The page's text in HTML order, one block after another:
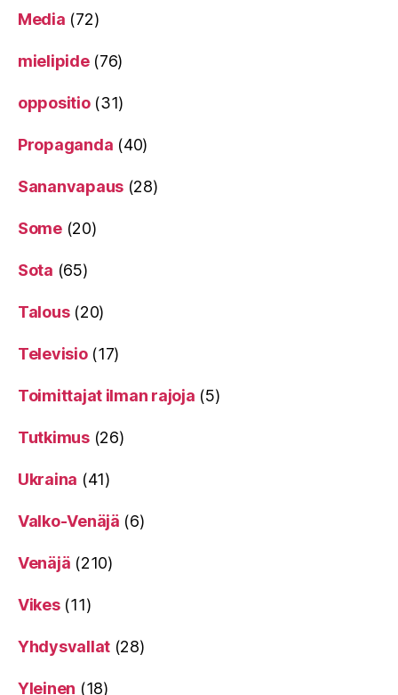
Media (72)
mielipide(76)
oppositio(31)
Propaganda (40)
Sananvapaus (28)
Some(20)
Sota (65)
Talous(20)
Televisio(17)
Toimittajat ilman rajoja (5)
Tutkimus(26)
Ukraina (41)
Valko-Venäjä (6)
Venäjä (210)
Vikes(11)
Yhdysvallat (28)
Yleinen (18)